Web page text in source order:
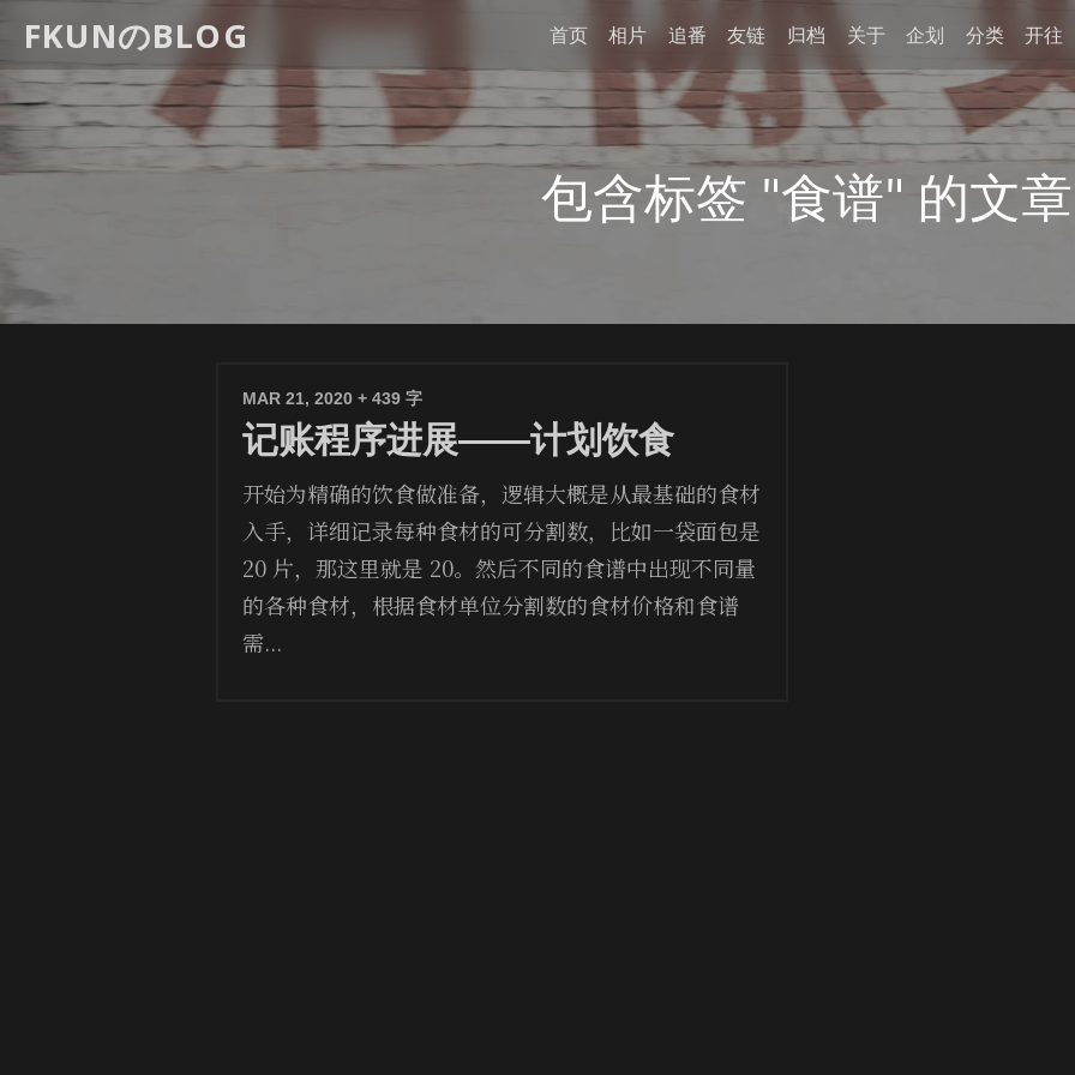
FKUNのBLOG 首页 相片 追番 友链 归档 关于 企划 分类 开往
包含标签 "食谱" 的文章
MAR 21, 2020 + 439 字
记账程序进展——计划饮食
开始为精确的饮食做准备，逻辑大概是从最基础的食材
入手，详细记录每种食材的可分割数，比如一袋面包是
20 片，那这里就是 20。然后不同的食谱中出现不同量
的各种食材，根据食材单位分割数的食材价格和食谱
需...